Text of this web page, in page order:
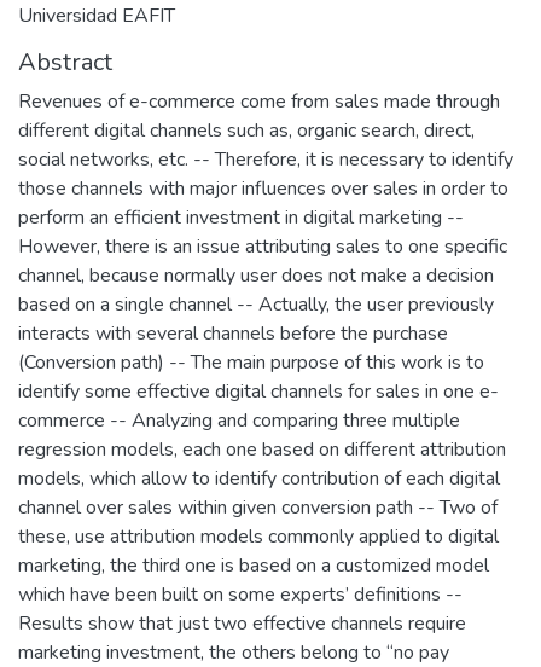
Universidad EAFIT
Abstract
Revenues of e-commerce come from sales made through
different digital channels such as, organic search, direct,
social networks, etc. -- Therefore, it is necessary to identify
those channels with major influences over sales in order to
perform an efficient investment in digital marketing --
However, there is an issue attributing sales to one specific
channel, because normally user does not make a decision
based on a single channel -- Actually, the user previously
interacts with several channels before the purchase
(Conversion path) -- The main purpose of this work is to
identify some effective digital channels for sales in one e-
commerce -- Analyzing and comparing three multiple
regression models, each one based on different attribution
models, which allow to identify contribution of each digital
channel over sales within given conversion path -- Two of
these, use attribution models commonly applied to digital
marketing, the third one is based on a customized model
which have been built on some experts’ definitions --
Results show that just two effective channels require
marketing investment, the others belong to “no pay